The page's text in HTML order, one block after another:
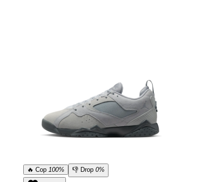
🔥 Cop 100% 👎 Drop 0%